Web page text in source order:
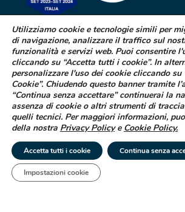
Tel
SEGNALAZIONE
INDESIDERATI DA
Se sospetti di aver avuto effetti indesiderati
uno dei medicinali Difa Cooper o ne hai
segnalarlo immediatamente al tuo medico
oppure alla struttura
© 2025 Difa Cooper SpA - Capitale Sociale €
Utilizziamo cookie e tecnologie simili per
di navigazione, analizzare il traffico sul
funzionalità e servizi web. Puoi consentire
cliccando su “Accetta tutti i cookie”. In
personalizzare l'uso dei cookie cliccando su
Cookie”. Chiudendo questo banner tramite
“Continua senza accettare” continuerai la
assenza di cookie o altri strumenti di
quelli tecnici. Per maggiori informazioni,
della nostra Privacy Policye Cookie Policy.
Accetta tutti i cookie Continua senza
Impostazioni cookie